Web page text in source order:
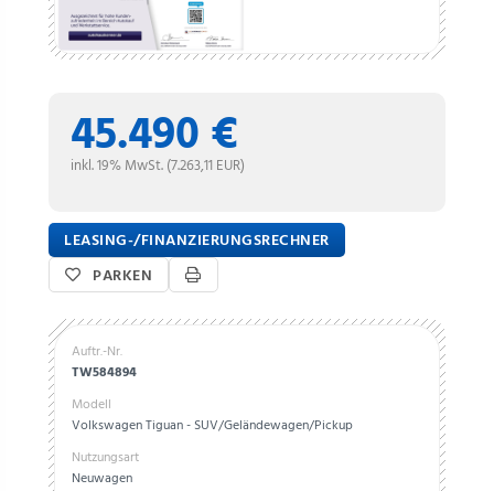
45.490 €
inkl. 19% MwSt. (7.263,11 EUR)
LEASING-/FINANZIERUNGSRECHNER
PARKEN
Auftr.-Nr.
TW584894
Modell
Volkswagen Tiguan - SUV/Geländewagen/Pickup
Nutzungsart
Neuwagen